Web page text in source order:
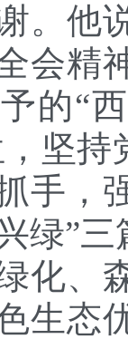
。他
会精
的“
坚
手，
绿”
化、
生态